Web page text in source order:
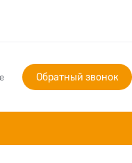
Обратный звонок